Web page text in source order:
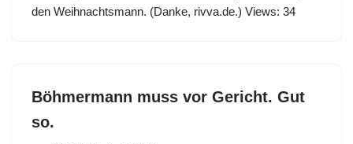
den Weihnachtsmann. (Danke, rivva.de.) Views: 34
Böhmermann muss vor Gericht. Gut
so.